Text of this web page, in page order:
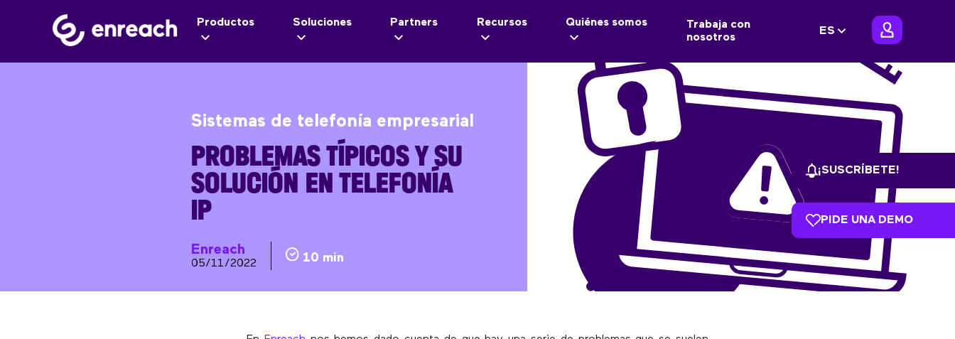
Productos Soluciones Partners Recursos Quiénes somos
Trabaja con
nosotros
ES
Sistemas de telefonía empresarial
PROBLEMAS TÍPICOS Y SU
SOLUCIÓN EN TELEFONÍA
IP
Enreach
05/11/2022 10 min
¡SUSCRÍBETE!
PIDE UNA DEMO